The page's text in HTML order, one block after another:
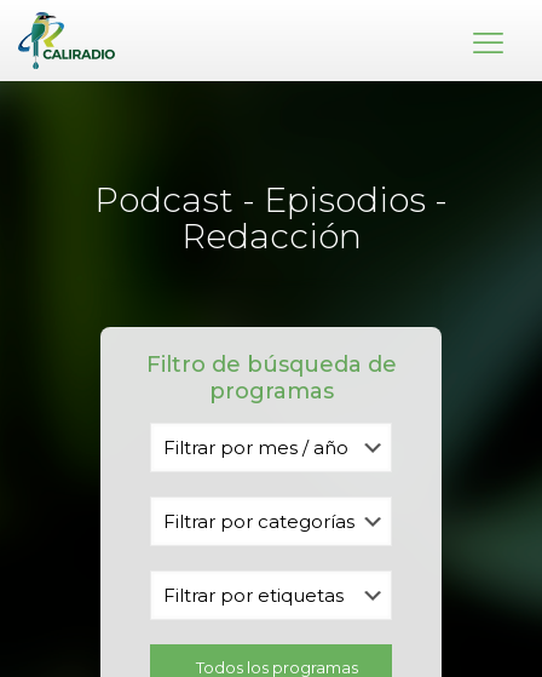
Podcast - Episodios -
Redacción
Filtro de búsqueda de
programas
Todos los programas